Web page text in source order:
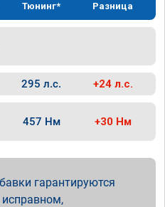
Тюнинг* Разница
295 л.с. +24 л.с.
457 Нм +30 Нм
гарантируются